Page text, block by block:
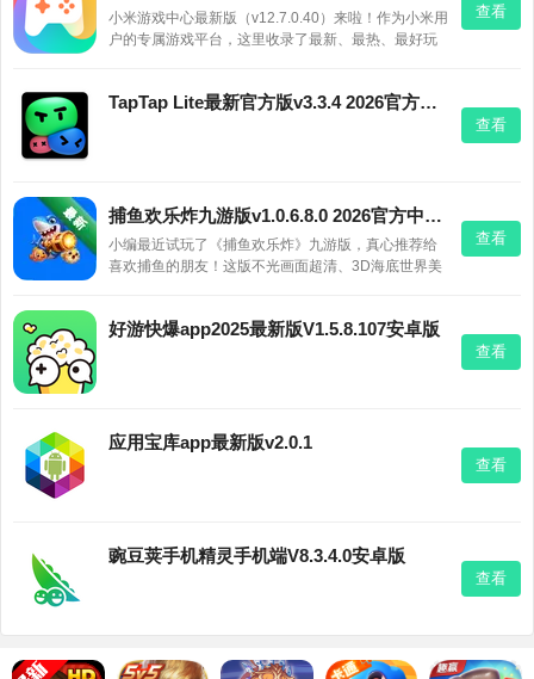
小米游戏中心最新版（v12.7.0.40）来啦！作为小米用
户的专属游戏平台，这里收录了最新、最热、最好玩
戏”就能看到“我的礼包”，福利直接送到手。游戏分类
查看
TapTap Lite最新官方版v3.3.4 2026官方中文版
查看
捕鱼欢乐炸九游版v1.0.6.8.0 2026官方中文版
小编最近试玩了《捕鱼欢乐炸》九游版，真心推荐给
喜欢捕鱼的朋友！这版不光画面超清、3D海底世界美
别过瘾盘古、女娲这些远古神将都能挑战，金币爆得
查看
好游快爆app2025最新版V1.5.8.107安卓版
查看
应用宝库app最新版v2.0.1
查看
豌豆荚手机精灵手机端V8.3.4.0安卓版
查看